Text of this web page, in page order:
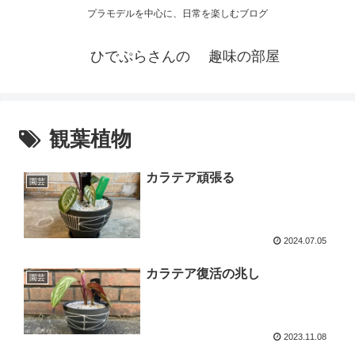
プラモデルを中心に、日常を楽しむブログ
ひでぷらさんの 趣味の部屋
観葉植物
園芸 カラテア頑張る
2024.07.05
園芸 カラテア復活の兆し
2023.11.08